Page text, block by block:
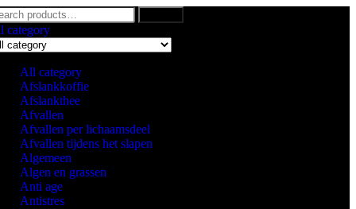
category
All category
Afslankkoffie
Afslankthee
Afvallen
Afvallen per lichaamsdeel
Afvallen tijdens het slapen
Algemeen
Algen en grassen
Anti age
Antistres